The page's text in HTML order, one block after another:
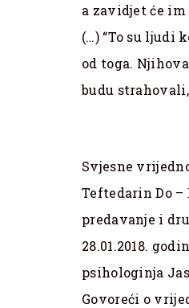
a zavidjet će
(…) “To su ljudi
od toga.
budu
Svjesne
Teftedarin Do
predavanje i
28.01.2018.
psihologinja
Govoreći o